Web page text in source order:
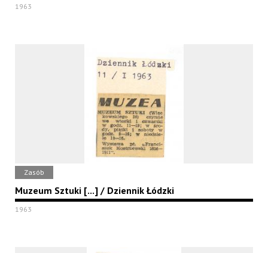
1963
Zasób
Muzeum Sztuki [...] / Dziennik Łódzki
1963